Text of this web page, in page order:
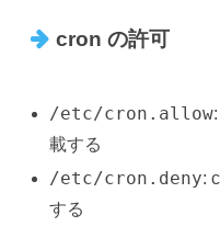
cron の許可
/etc/cron.allow
載する
/etc/cron.deny:
する